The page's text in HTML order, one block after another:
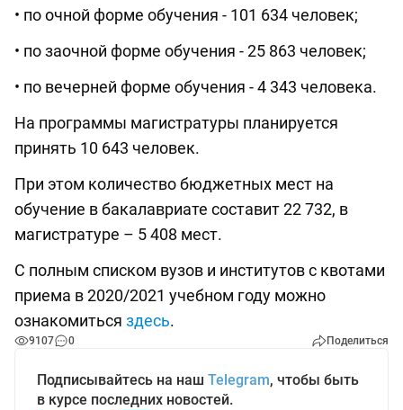
• по очной форме обучения - 101 634 человек;
• по заочной форме обучения - 25 863 человек;
• по вечерней форме обучения - 4 343 человека.
На программы магистратуры планируется
принять 10 643 человек.
При этом количество бюджетных мест на
обучение в бакалавриате составит 22 732, в
магистратуре – 5 408 мест.
С полным списком вузов и институтов с квотами
приема в 2020/2021 учебном году можно
ознакомиться здесь.
9107 0 Поделиться
Подписывайтесь на наш Telegram, чтобы быть
в курсе последних новостей.